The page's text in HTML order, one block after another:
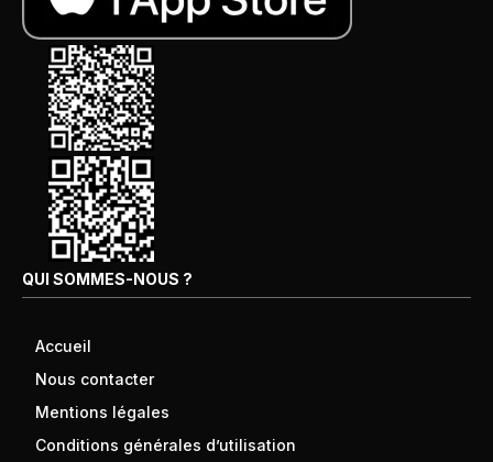
QUI SOMMES-NOUS ?
Accueil
Nous contacter
Mentions légales
Conditions générales d’utilisation